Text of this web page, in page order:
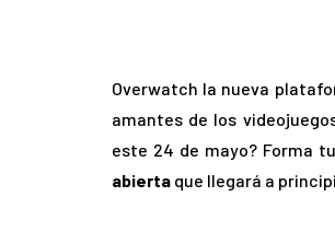
Overwatch la nueva
amantes de los
este 24 de mayo? Forma
abierta que llegará a